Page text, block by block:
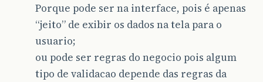
Porque pode ser na interface, pois é apenas
“jeito” de exibir os dados na tela para o
usuario;
ou pode ser regras do negocio pois algum
tipo de validacao depende das regras da